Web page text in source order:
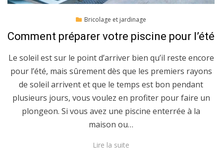
Posted04/03/2020
Bricolage et jardinage
Comment préparer votre piscine pour l’été
Le soleil est sur le point d’arriver bien qu’il reste encore
pour l’été, mais sûrement dès que les premiers rayons
de soleil arrivent et que le temps est bon pendant
plusieurs jours, vous voulez en profiter pour faire un
plongeon. Si vous avez une piscine enterrée à la
maison ou…
Lire la suite